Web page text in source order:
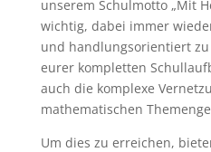
unserem Schulmotto „Mit
wichtig, dabei immer
und handlungsorientiert
eurer kompletten
auch die komplexe
mathematischen
Um dies zu erreichen,